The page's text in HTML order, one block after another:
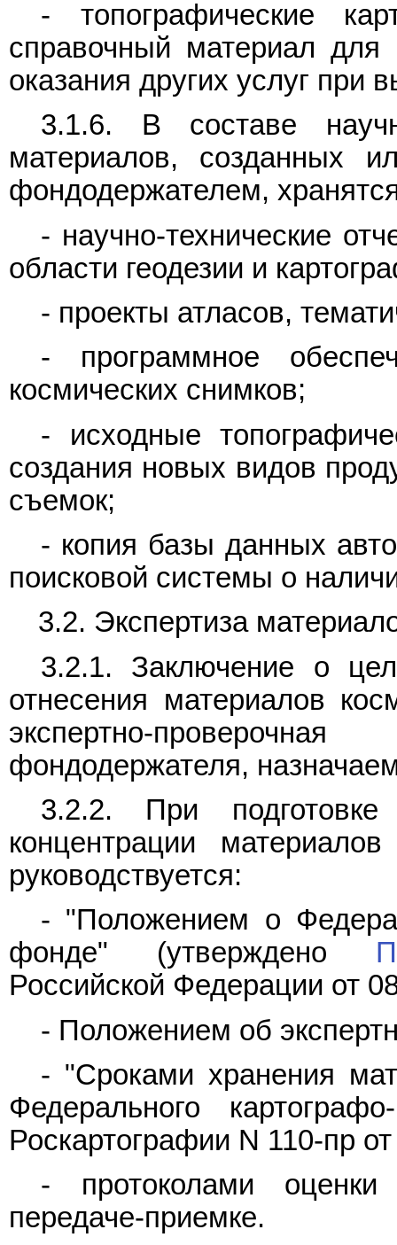
- топографические
справочный материал для
оказания других услуг при
3.1.6. В составе
материалов, созданных
фондодержателем,
- научно-технические
области геодезии и
- проекты атласов,
- программное
космических снимков;
- исходные
создания новых видов
съемок;
- копия базы данных
поисковой системы о
3.2. Экспертиза
3.2.1. Заключение о
отнесения материалов
экспертно-
фондодержателя,
3.2.2. При
концентрации
руководствуется:
- "Положением о
фонде" (утверждено
Российской Федерации от
- Положением об
- "Сроками хранения
Федерального
Роскартографии N 110-пр
- протоколами
передаче-приемке.